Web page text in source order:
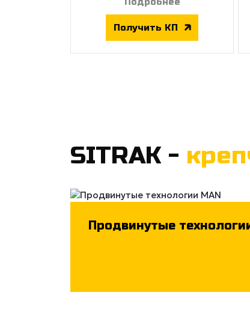
Получить КП
SITRAK -
Продвинутые